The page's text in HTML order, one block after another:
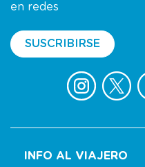
en redes
SUSCRIBIRSE
INFO AL VIAJERO